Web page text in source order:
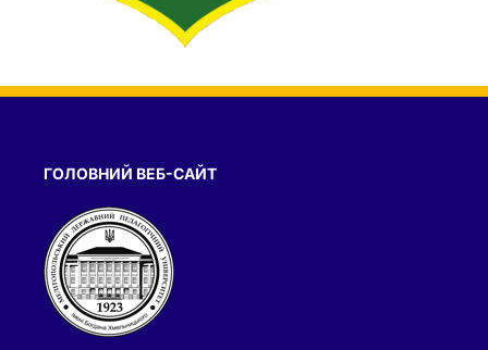
ГОЛОВНИЙ ВЕБ-САЙТ